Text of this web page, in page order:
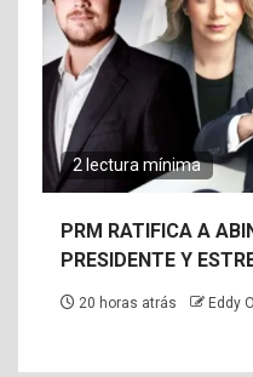
2 lectura mínima
PRM RATIFICA A
PRESIDENTE Y
20 horas atrás Eddy